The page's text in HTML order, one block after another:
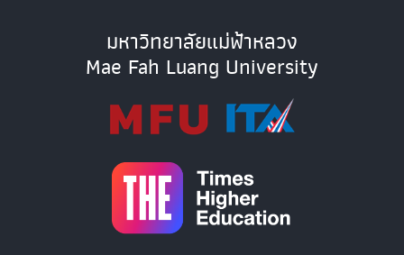
มหาวิทยาลัยแม่ฟ้าหลวง
Mae Fah Luang University